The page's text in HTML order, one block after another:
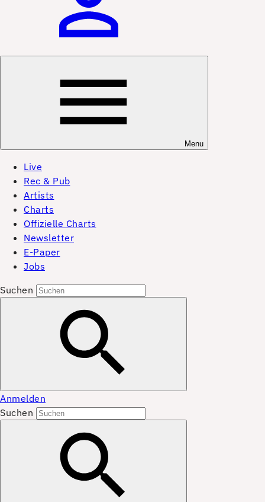
Menu
Live
Rec & Pub
Artists
Charts
Offizielle Charts
Newsletter
E-Paper
Jobs
Suchen
Anmelden
Suchen